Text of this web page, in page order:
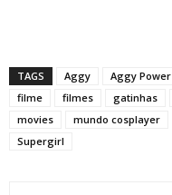
TAGS Aggy Aggy Power
filme
filmes gatinhas
movies
mundo cosplayer
Supergirl